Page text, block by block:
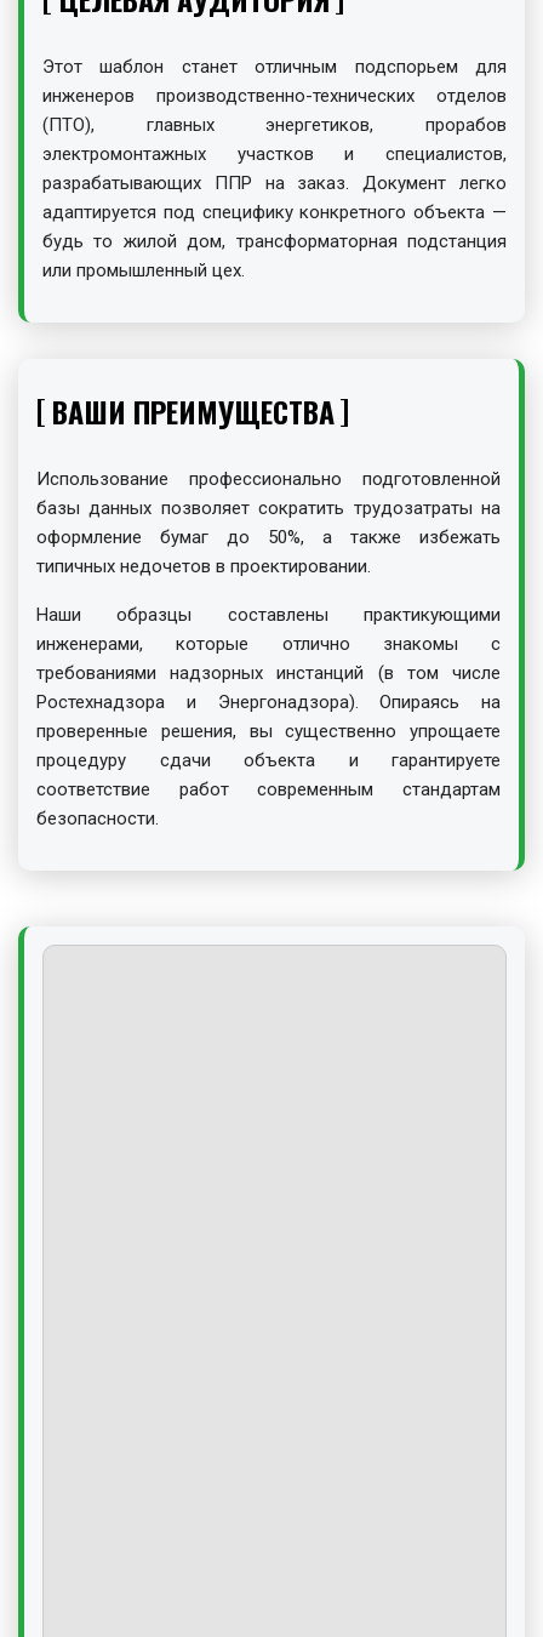
Этот шаблон станет отличным подспорьем для
инженеров производственно-технических отделов
(ПТО), главных энергетиков, прорабов
электромонтажных участков и специалистов,
разрабатывающих ППР на заказ. Документ легко
адаптируется под специфику конкретного объекта —
будь то жилой дом, трансформаторная подстанция
или промышленный цех.
ВАШИ ПРЕИМУЩЕСТВА
Использование профессионально подготовленной
базы данных позволяет сократить трудозатраты на
оформление бумаг до 50%, а также избежать
типичных недочетов в проектировании.
Наши образцы составлены практикующими
инженерами, которые отлично знакомы с
требованиями надзорных инстанций (в том числе
Ростехнадзора и Энергонадзора). Опираясь на
проверенные решения, вы существенно упрощаете
процедуру сдачи объекта и гарантируете
соответствие работ современным стандартам
безопасности.